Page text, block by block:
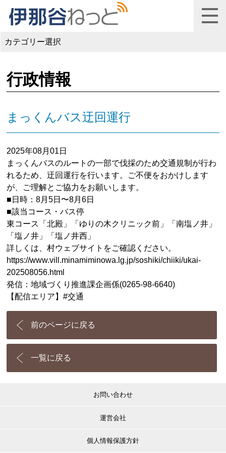
カテゴリー選択
行政情報
まっくんバス迂回運行
2025年08月01日
まっくんバスのルートの一部で伐採のため交通規制が行わ
れるため、迂回運行を行います。ご不便をおかけします
が、ご理解とご協力をお願いします。
■日時：8月5日〜8月6日
■該当コース・バス停
東コース「北殿」「ゆりの木クリニック前」「南塩ノ井」
「塩ノ井」「塩ノ井西」
詳しくは、村ウェブサイトをご確認ください。
https://www.vill.minamiminowa.lg.jp/soshiki/chiiki/ukai-
202508056.html
発信：地域づくり推進課企画係(0265-98-6640)
【配信エリア】#交通
前のページに戻る
一覧に戻る
お問い合わせ
運営会社
個人情報保護方針